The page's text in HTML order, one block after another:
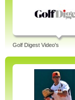
Golf Digest Video's